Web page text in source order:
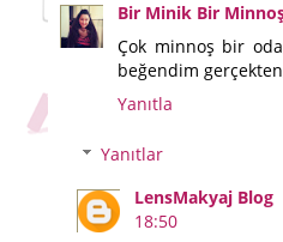
Bir Minik Bir
Çok minnoş bir
beğendim
Yanıtla
Yanıtlar
LensMakyaj Blog
18:50